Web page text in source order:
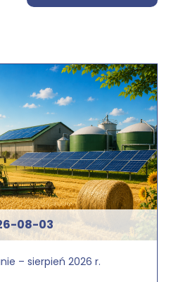
08-03
– sierpień 2026 r.